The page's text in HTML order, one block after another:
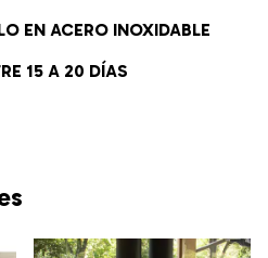
EN ACERO INOXIDABLE
15 A 20 DÍAS